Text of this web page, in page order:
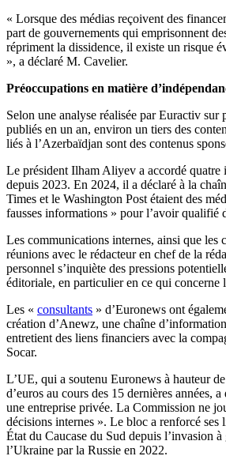
« Lorsque des médias reçoivent des
part de gouvernements qui emprisonnent
répriment la dissidence, il existe un risque
», a déclaré M. Cavelier.
Préoccupations en matière
Selon une analyse réalisée par Euractiv sur
publiés en un an, environ un tiers des
liés à l’Azerbaïdjan sont des contenus
Le président Ilham Aliyev a accordé quatre
depuis 2023. En 2024, il a déclaré à la
Times et le Washington Post étaient des
fausses informations » pour l’avoir qualifié
Les communications internes, ainsi que les
réunions avec le rédacteur en chef de la
personnel s’inquiète des pressions
éditoriale, en particulier en ce qui concerne
Les « consultants » d’Euronews ont
création d’Anewz, une chaîne
entretient des liens financiers avec la
Socar.
L’UE, qui a soutenu Euronews à hauteur
d’euros au cours des 15 dernières années,
une entreprise privée. La Commission ne
décisions internes ». Le bloc a renforcé ses
État du Caucase du Sud depuis l’invasion à
l’Ukraine par la Russie en 2022.